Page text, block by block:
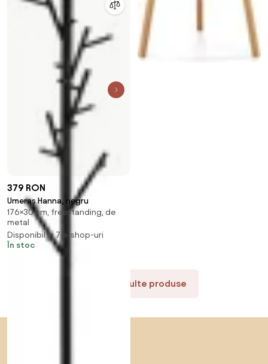
379 RON
Umeraș Hanna, negru
176×30 cm, freestanding, de
metal
Disponibil în 7 e-shop-uri
În stoc
Vezi mai multe produse